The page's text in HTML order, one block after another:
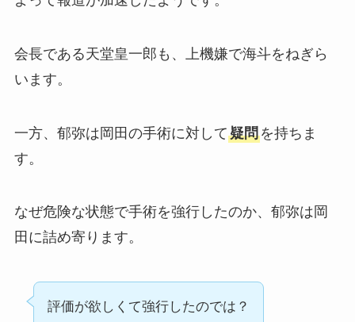
会長である天堂皇一郎も、上機嫌で海斗をねぎら
います。
一方、郁弥は岡田の手術に対して疑問を持ちま
す。
なぜ危険な状態で手術を強行したのか、郁弥は岡
田に詰め寄ります。
評価が欲しくて強行したのでは？